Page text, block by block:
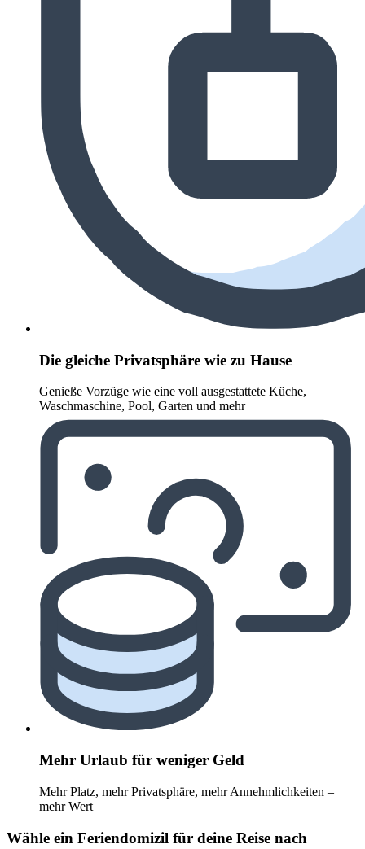
Die gleiche Privatsphäre wie zu Hause
Genieße Vorzüge wie eine voll ausgestattete Küche,
Waschmaschine, Pool, Garten und mehr
Mehr Urlaub für weniger Geld
Mehr Platz, mehr Privatsphäre, mehr Annehmlichkeiten –
mehr Wert
Wähle ein Feriendomizil für deine Reise nach